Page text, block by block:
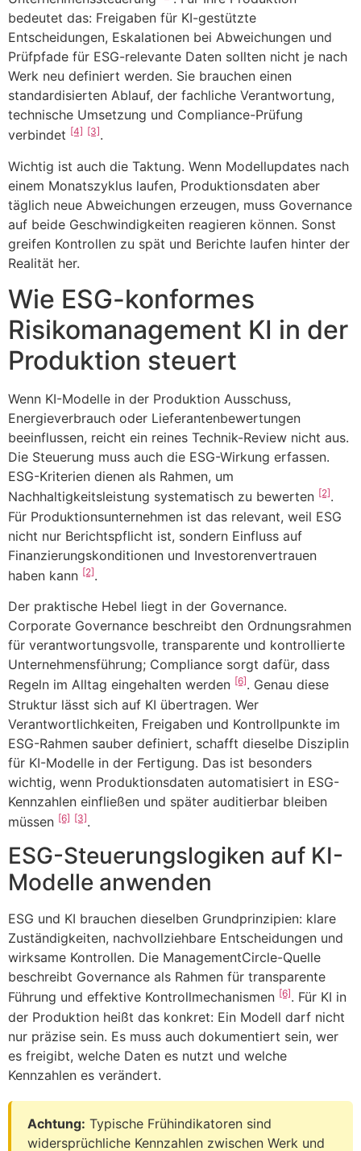
bedeutet das: Freigaben für KI-gestützte
Entscheidungen, Eskalationen bei Abweichungen und
Prüfpfade für ESG-relevante Daten sollten nicht je nach
Werk neu definiert werden. Sie brauchen einen
standardisierten Ablauf, der fachliche Verantwortung,
technische Umsetzung und Compliance-Prüfung
verbindet [4] [3].
Wichtig ist auch die Taktung. Wenn Modellupdates nach
einem Monatszyklus laufen, Produktionsdaten aber
täglich neue Abweichungen erzeugen, muss Governance
auf beide Geschwindigkeiten reagieren können. Sonst
greifen Kontrollen zu spät und Berichte laufen hinter der
Realität her.
Wie ESG-konformes
Risikomanagement KI in der
Produktion steuert
Wenn KI-Modelle in der Produktion Ausschuss,
Energieverbrauch oder Lieferantenbewertungen
beeinflussen, reicht ein reines Technik-Review nicht aus.
Die Steuerung muss auch die ESG-Wirkung erfassen.
ESG-Kriterien dienen als Rahmen, um
Nachhaltigkeitsleistung systematisch zu bewerten [2].
Für Produktionsunternehmen ist das relevant, weil ESG
nicht nur Berichtspflicht ist, sondern Einfluss auf
Finanzierungskonditionen und Investorenvertrauen
haben kann [2].
Der praktische Hebel liegt in der Governance.
Corporate Governance beschreibt den Ordnungsrahmen
für verantwortungsvolle, transparente und kontrollierte
Unternehmensführung; Compliance sorgt dafür, dass
Regeln im Alltag eingehalten werden [6]. Genau diese
Struktur lässt sich auf KI übertragen. Wer
Verantwortlichkeiten, Freigaben und Kontrollpunkte im
ESG-Rahmen sauber definiert, schafft dieselbe Disziplin
für KI-Modelle in der Fertigung. Das ist besonders
wichtig, wenn Produktionsdaten automatisiert in ESG-
Kennzahlen einfließen und später auditierbar bleiben
müssen [6] [3].
ESG-Steuerungslogiken auf KI-
Modelle anwenden
ESG und KI brauchen dieselben Grundprinzipien: klare
Zuständigkeiten, nachvollziehbare Entscheidungen und
wirksame Kontrollen. Die ManagementCircle-Quelle
beschreibt Governance als Rahmen für transparente
Führung und effektive Kontrollmechanismen [6]. Für KI in
der Produktion heißt das konkret: Ein Modell darf nicht
nur präzise sein. Es muss auch dokumentiert sein, wer
es freigibt, welche Daten es nutzt und welche
Kennzahlen es verändert.
Achtung: Typische Frühindikatoren sind
widersprüchliche Kennzahlen zwischen Werk und